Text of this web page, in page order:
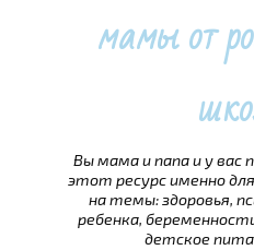
мамы от
Вы мама и папа и у вас
этот ресурс именно
на темы: здоровья,
ребенка,
детское